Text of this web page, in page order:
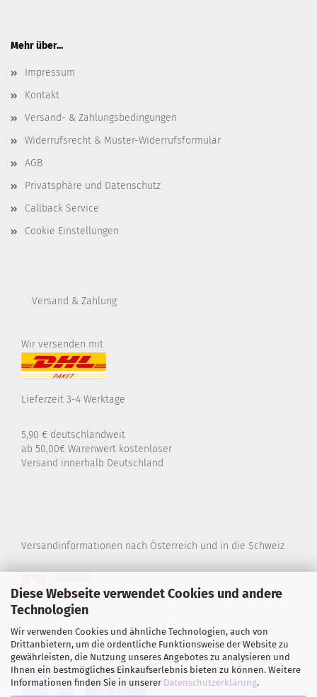
Diese Webseite verwendet Cookies und andere
Technologien
Wir verwenden Cookies und ähnliche Technologien, auch von
Drittanbietern, um die ordentliche Funktionsweise der Website zu
gewährleisten, die Nutzung unseres Angebotes zu analysieren und
Ihnen ein bestmögliches Einkaufserlebnis bieten zu können. Weitere
Informationen finden Sie in unserer Datenschutzerklärung.
Mehr über...
Impressum
Kontakt
Versand- & Zahlungsbedingungen
Widerrufsrecht & Muster-Widerrufsformular
AGB
Privatsphäre und Datenschutz
Callback Service
Cookie Einstellungen
Versand & Zahlung
Wir versenden mit
Lieferzeit 3-4 Werktage
5,90 € deutschlandweit
ab 50,00€ Warenwert kostenloser
Versand innerhalb Deutschland
Versandinformationen nach Österreich und in die Schweiz